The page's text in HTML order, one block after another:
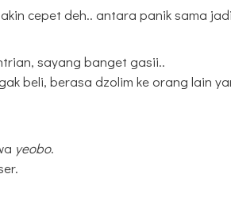
cepet deh.. antara panik sama
sayang banget gasii..
beli, berasa dzolim ke orang lain
yeobo.